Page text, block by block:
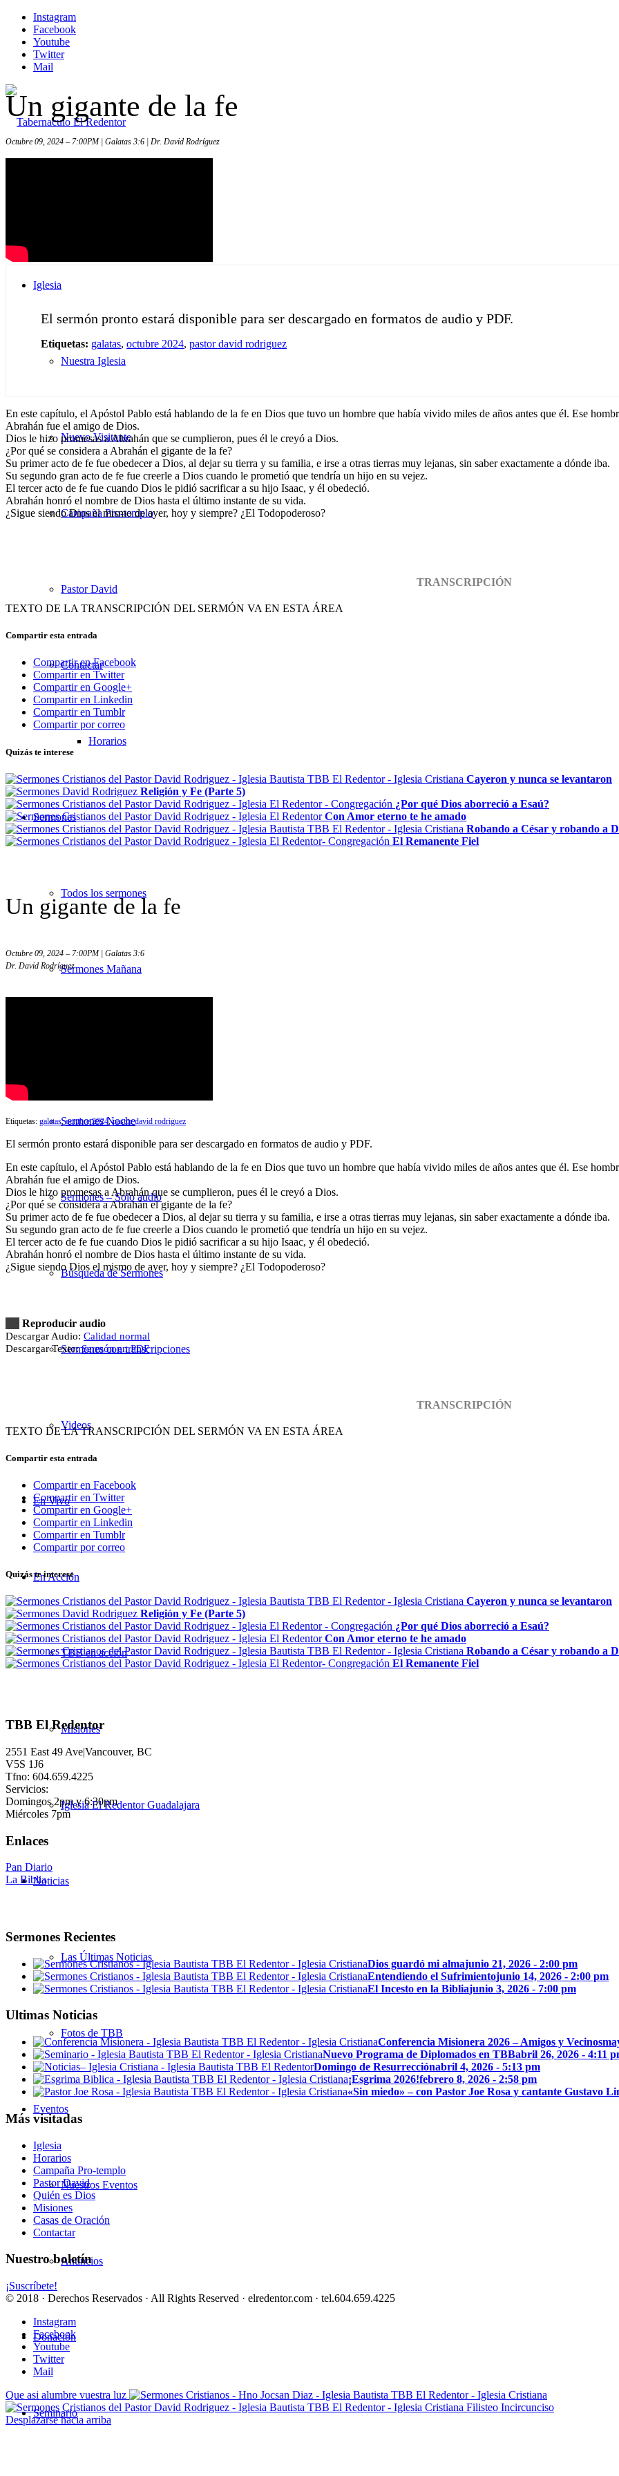
Instagram
Facebook
Youtube
Twitter
Mail
Iglesia
Nuestra Iglesia
Nuevo Visitante
Campaña Pro-templo
Pastor David
Contactar
Horarios
Sermones
Todos los sermones
Sermones Mañana
Sermones Noche
Sermones – Solo audio
Búsqueda de Sermones
Sermones con transcripciones
Videos
En Vivo
En Acción
TBB en acción
Misiones
Iglesia El Redentor Guadalajara
Noticias
Las Últimas Noticias
Fotos de TBB
Eventos
Nuestros Eventos
Anuncios
Donación
Seminario
Un gigante de la fe
Octubre 09, 2024 – 7:00PM | Galatas 3:6 | Dr. David Rodríguez
El sermón pronto estará disponible para ser descargado en formatos de audio y PDF.
Etiquetas: galatas, octubre 2024, pastor david rodriguez
En este capítulo, el Apóstol Pablo está hablando de la fe en Dios que tuvo un hombre que había vivido miles de años antes que él. Ese
Abrahán fue el amigo de Dios.
Dios le hizo promesas a Abrahán que se cumplieron, pues él le creyó a Dios.
¿Por qué se considera a Abrahán el gigante de la fe?
Su primer acto de fe fue obedecer a Dios, al dejar su tierra y su familia, e irse a otras tierras muy lejanas, sin saber exactamente a dónde iba.
Su segundo gran acto de fe fue creerle a Dios cuando le prometió que tendría un hijo en su vejez.
El tercer acto de fe fue cuando Dios le pidió sacrificar a su hijo Isaac, y él obedeció.
Abrahán honró el nombre de Dios hasta el último instante de su vida.
¿Sigue siendo Dios el mismo de ayer, hoy y siempre? ¿El Todopoderoso?
TRANSCRIPCIÓN
TEXTO DE LA TRANSCRIPCIÓN DEL SERMÓN VA EN ESTA ÁREA
Compartir esta entrada
Compartir en Facebook
Compartir en Twitter
Compartir en Google+
Compartir en Linkedin
Compartir en Tumblr
Compartir por correo
Quizás te interese
Cayeron y nunca se levantaron
Religión y Fe (Parte 5)
¿Por qué Dios aborreció a Esaú?
Con Amor eterno te he amado
Robando a César y robando a
El Remanente Fiel
Un gigante de la fe
Octubre 09, 2024 – 7:00PM | Galatas 3:6
Dr. David Rodríguez
Etiquetas: galatas,octubre 2024,pastor david rodriguez
El sermón pronto estará disponible para ser descargado en formatos de audio y PDF.
En este capítulo, el Apóstol Pablo está hablando de la fe en Dios que tuvo un hombre que había vivido miles de años antes que él. Ese
Abrahán fue el amigo de Dios.
Dios le hizo promesas a Abrahán que se cumplieron, pues él le creyó a Dios.
¿Por qué se considera a Abrahán el gigante de la fe?
Su primer acto de fe fue obedecer a Dios, al dejar su tierra y su familia, e irse a otras tierras muy lejanas, sin saber exactamente a dónde iba.
Su segundo gran acto de fe fue creerle a Dios cuando le prometió que tendría un hijo en su vejez.
El tercer acto de fe fue cuando Dios le pidió sacrificar a su hijo Isaac, y él obedeció.
Abrahán honró el nombre de Dios hasta el último instante de su vida.
¿Sigue siendo Dios el mismo de ayer, hoy y siempre? ¿El Todopoderoso?
Reproducir audio
Descargar Audio: Calidad normal
Descargar Texto:Sermón en PDF
TRANSCRIPCIÓN
TEXTO DE LA TRANSCRIPCIÓN DEL SERMÓN VA EN ESTA ÁREA
Compartir esta entrada
Compartir en Facebook
Compartir en Twitter
Compartir en Google+
Compartir en Linkedin
Compartir en Tumblr
Compartir por correo
Quizás te interese
Cayeron y nunca se levantaron
Religión y Fe (Parte 5)
¿Por qué Dios aborreció a Esaú?
Con Amor eterno te he amado
Robando a César y robando a
El Remanente Fiel
TBB El Redentor
2551 East 49 Ave|Vancouver, BC
V5S 1J6
Tfno: 604.659.4225
Servicios:
Domingos 2pm y 6:30pm
Miércoles 7pm
Enlaces
Pan Diario
La Biblia
Sermones Recientes
Dios guardó mi almajunio 21, 2026 - 2:00 pm
Entendiendo el Sufrimientojunio 14, 2026 - 2:00 pm
El Incesto en la Bibliajunio 3, 2026 - 7:00 pm
Ultimas Noticias
Conferencia Misionera 2026 – Amigos y Vecinos
Nuevo Programa de Diplomados en TBBabril 26, 2026 - 4:11
Domingo de Resurrecciónabril 4, 2026 - 5:13 pm
¡Esgrima 2026!febrero 8, 2026 - 2:58 pm
«Sin miedo» – con Pastor Joe Rosa y cantante Gustavo
Más visitadas
Iglesia
Horarios
Campaña Pro-templo
Pastor David
Quién es Dios
Misiones
Casas de Oración
Contactar
Nuestro boletín
¡Suscríbete!
© 2018 · Derechos Reservados · All Rights Reserved · elredentor.com · tel.604.659.4225
Instagram
Facebook
Youtube
Twitter
Mail
Que asi alumbre vuestra luz
Filisteo Incircunciso
Desplazarse hacia arriba